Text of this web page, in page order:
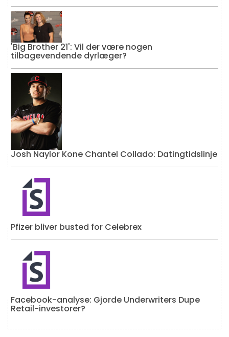
'Big Brother 21': Vil der være nogen
tilbagevendende dyrlæger?
Josh Naylor Kone Chantel Collado: Datingtidslinje
Pfizer bliver busted for Celebrex
Facebook-analyse: Gjorde Underwriters Dupe
Retail-investorer?